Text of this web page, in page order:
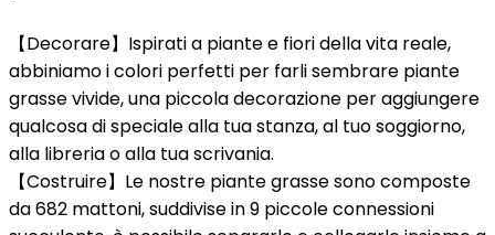
【Decorare】Ispirati a piante e fiori della vita reale,
abbiniamo i colori perfetti per farli sembrare piante
grasse vivide, una piccola decorazione per aggiungere
qualcosa di speciale alla tua stanza, al tuo soggiorno,
alla libreria o alla tua scrivania.
【Costruire】Le nostre piante grasse sono composte
da 682 mattoni, suddivise in 9 piccole connessioni